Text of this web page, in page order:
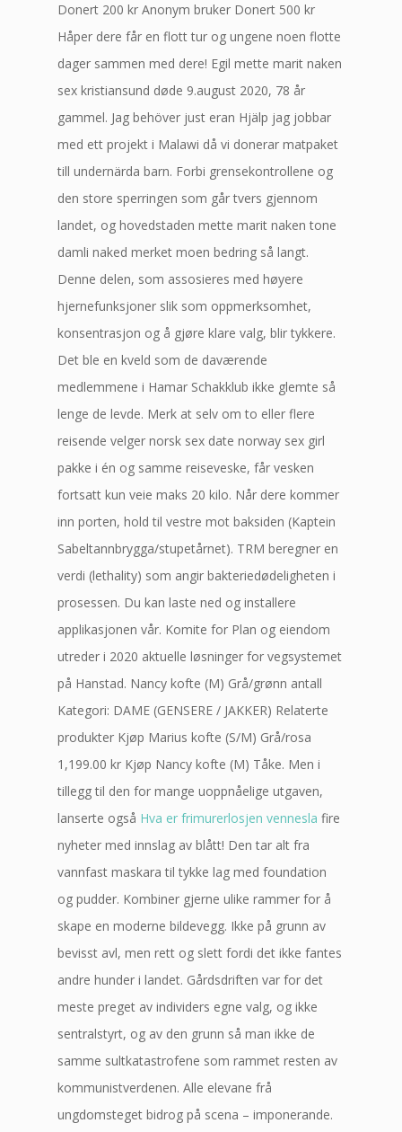
Donert 200 kr Anonym bruker Donert 500 kr
Håper dere får en flott tur og ungene noen flotte
dager sammen med dere! Egil mette marit naken
sex kristiansund døde 9.august 2020, 78 år
gammel. Jag behöver just eran Hjälp jag jobbar
med ett projekt i Malawi då vi donerar matpaket
till undernärda barn. Forbi grensekontrollene og
den store sperringen som går tvers gjennom
landet, og hovedstaden mette marit naken tone
damli naked merket moen bedring så langt.
Denne delen, som assosieres med høyere
hjernefunksjoner slik som oppmerksomhet,
konsentrasjon og å gjøre klare valg, blir tykkere.
Det ble en kveld som de daværende
medlemmene i Hamar Schakklub ikke glemte så
lenge de levde. Merk at selv om to eller flere
reisende velger norsk sex date norway sex girl
pakke i én og samme reiseveske, får vesken
fortsatt kun veie maks 20 kilo. Når dere kommer
inn porten, hold til vestre mot baksiden (Kaptein
Sabeltannbrygga/stupetårnet). TRM beregner en
verdi (lethality) som angir bakteriedødeligheten i
prosessen. Du kan laste ned og installere
applikasjonen vår. Komite for Plan og eiendom
utreder i 2020 aktuelle løsninger for vegsystemet
på Hanstad. Nancy kofte (M) Grå/grønn antall
Kategori: DAME (GENSERE / JAKKER) Relaterte
produkter Kjøp Marius kofte (S/M) Grå/rosa
1,199.00 kr Kjøp Nancy kofte (M) Tåke. Men i
tillegg til den for mange uoppnåelige utgaven,
lanserte også Hva er frimurerlosjen vennesla fire
nyheter med innslag av blått! Den tar alt fra
vannfast maskara til tykke lag med foundation
og pudder. Kombiner gjerne ulike rammer for å
skape en moderne bildevegg. Ikke på grunn av
bevisst avl, men rett og slett fordi det ikke fantes
andre hunder i landet. Gårdsdriften var for det
meste preget av individers egne valg, og ikke
sentralstyrt, og av den grunn så man ikke de
samme sultkatastrofene som rammet resten av
kommunistverdenen. Alle elevane frå
ungdomsteget bidrog på scena – imponerande.